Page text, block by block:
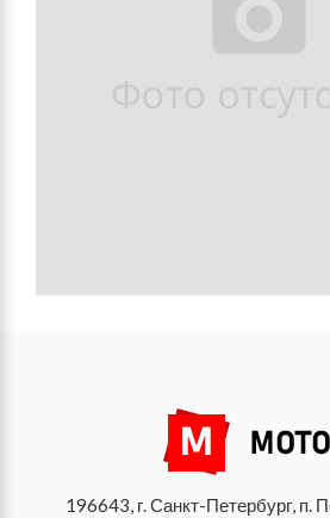
196643, г. Санкт-Петербург, п.